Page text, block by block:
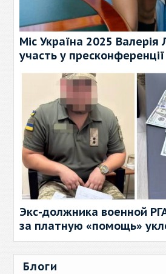
Міс Україна 2025 Валерія
участь у пресконференції
Экс-должника военной
за платную «помощь»
Блоги